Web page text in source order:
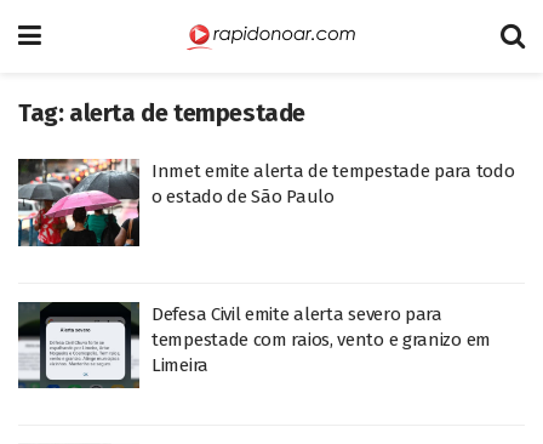
Tag: alerta de tempestade
Inmet emite alerta de tempestade para todo
o estado de São Paulo
Defesa Civil emite alerta severo para
tempestade com raios, vento e granizo em
Limeira